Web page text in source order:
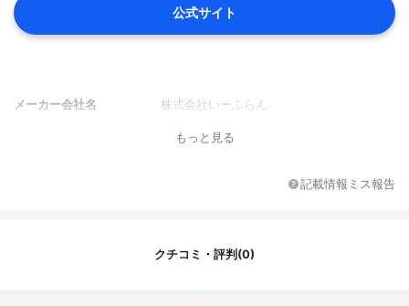
公式サイト
メーカー会社名 株式会社いーふらん
もっと見る
記載情報ミス報告
クチコミ・評判(0)